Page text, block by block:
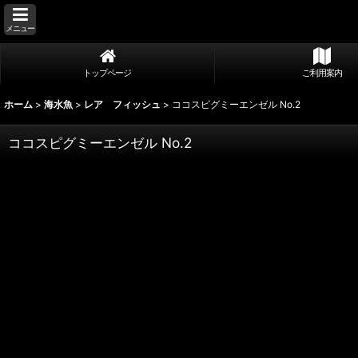
メニュー
トップページ ご利用案内
ホーム > 海水魚 > レア フィッシュ > ココスピグミーエンゼル No.2
ココスピグミーエンゼル No.2